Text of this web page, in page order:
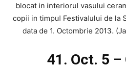
blocat in interiorul vasului
copii in timpul Festivalului de la
data de 1. Octombrie 2013.
41. Oct. 5 –